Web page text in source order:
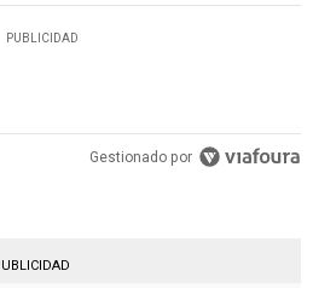
PUBLICIDAD
Gestionado por